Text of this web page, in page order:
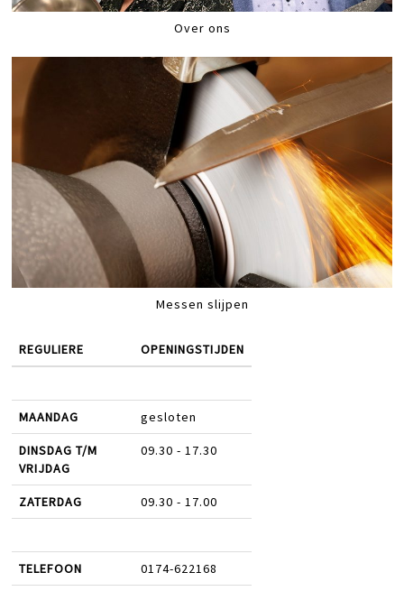
Over ons
Messen slijpen
REGULIERE OPENINGSTIJDEN
MAANDAG gesloten
DINSDAG T/M
VRIJDAG
09.30 - 17.30
ZATERDAG 09.30 - 17.00
TELEFOON 0174-622168